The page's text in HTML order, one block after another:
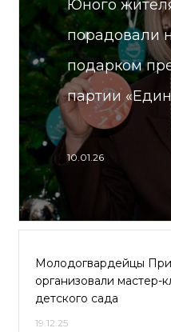
Юного
порадовали
подарком
партии
10.01.26
Молодогвардейцы
организовали мастер-
детского сада
19.12.25